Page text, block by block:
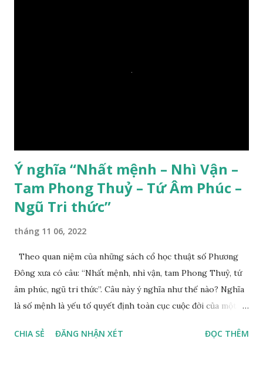
Ý nghĩa “Nhất mệnh – Nhì Vận –
Tam Phong Thuỷ – Tứ Âm Phúc –
Ngũ Tri thức”
tháng 11 06, 2022
Theo quan niệm của những sách cổ học thuật số Phương
Đông xưa có câu: “Nhất mệnh, nhì vận, tam Phong Thuỷ, tứ
âm phúc, ngũ tri thức”. Câu này ý nghĩa như thế nào? Nghĩa
là số mệnh là yếu tố quyết định toàn cục cuộc đời của một
hưởng của phong thủy. Nói cách khác, số mệnh và sinh ra
CHIA SẺ ĐĂNG NHẬN XÉT ĐỌC THÊM